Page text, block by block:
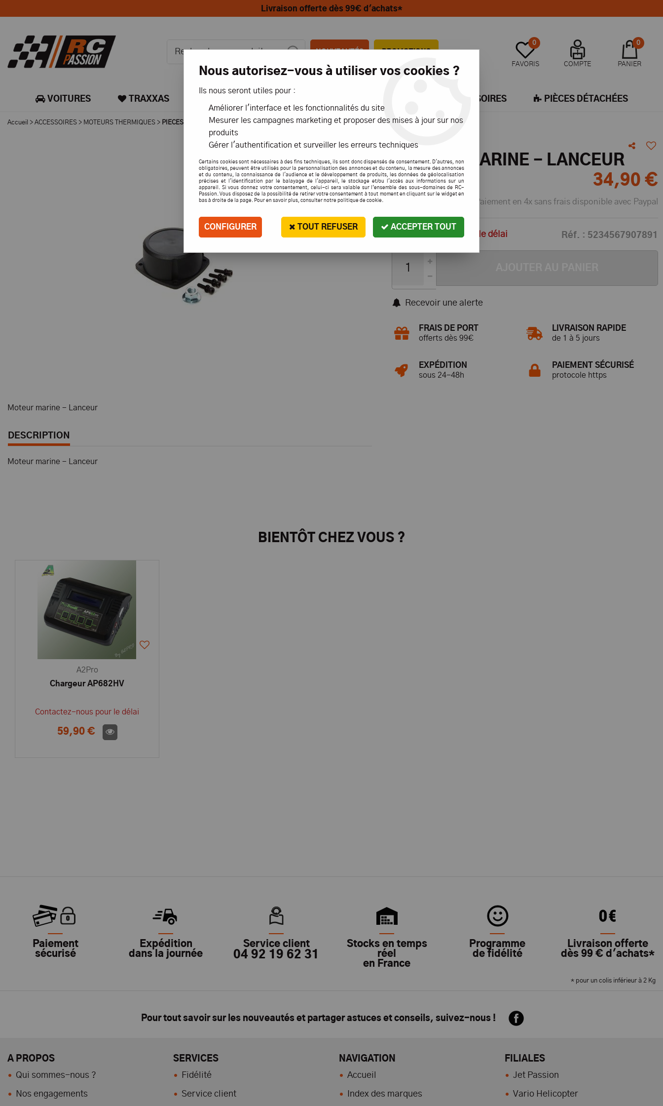
Livraison offerte dès 99€ d'achats*
NOUVEAUTÉS PROMOTIONS
0
FAVORIS COMPTE
0
PANIER
VOITURES TRAXXAS ACCESSOIRES PIÈCES DÉTACHÉES
Accueil > ACCESSOIRES > MOTEURS THERMIQUES > PIECES DETACHEES >Moteur marine - Lanceur
MOTEUR MARINE - LANCEUR
34,90 €
Paiement en 4x sans frais disponible avec Paypal
Contactez-nous pour le délai Réf. : 5234567907891
Recevoir une alerte
FRAIS DE PORT
offerts dès 99€
EXPÉDITION
sous 24-48h
LIVRAISON RAPIDE
de 1 à 5 jours
PAIEMENT SÉCURISÉ
protocole https
Moteur marine - Lanceur
DESCRIPTION
Moteur marine - Lanceur
BIENTÔT CHEZ VOUS ?
A2Pro
Chargeur AP682HV
Contactez-nous pour le délai
59,90 €
Paiement
sécurisé
Expédition
dans la journée
Service client
04 92 19 62 31
Stocks en temps
réel
en France
Programme
de fidélité
Livraison offerte
dès 99 € d'achats*
* pour un colis inférieur à 2 Kg
Pour tout savoir sur les nouveautés et partager astuces et conseils, suivez-nous !
A PROPOS
Qui sommes-nous ?
Nos engagements
SERVICES
Fidélité
Service client
NAVIGATION
Accueil
Index des marques
FILIALES
Jet Passion
Vario Helicopter
Nous autorisez-vous à utiliser vos cookies ?
Ils nous seront utiles pour :
Améliorer l'interface et les fonctionnalités du site
Mesurer les campagnes marketing et proposer des mises à jour sur nos
produits
Gérer l'authentification et surveiller les erreurs techniques
Certains cookies sont nécessaires à des fins techniques, ils sont donc dispensés de consentement. D'autres, non
obligatoires, peuvent être utilisés pour la personnalisation des annonces et du contenu, la mesure des annonces
et du contenu, la connaissance de l'audience et le développement de produits, les données de géolocalisation
précises et l'identification par le balayage de l'appareil, le stockage et/ou l'accès aux informations sur un
appareil. Si vous donnez votre consentement, celui-ci sera valable sur l’ensemble des sous-domaines de RC-
Passion. Vous disposez de la possibilité de retirer votre consentement à tout moment en cliquant sur le widget en
bas à droite de la page. Pour en savoir plus, consulter notre politique de cookie.
CONFIGURER TOUT REFUSER ACCEPTER TOUT